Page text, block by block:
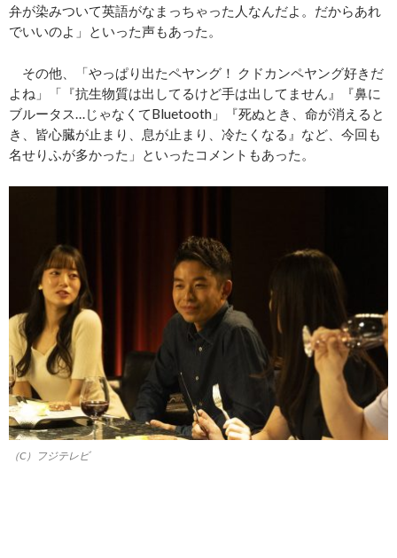
弁が染みついて英語がなまっちゃった人なんだよ。だからあれ
でいいのよ」といった声もあった。
その他、「やっぱり出たペヤング！ クドカンペヤング好きだ
よね」「『抗生物質は出してるけど手は出してません』『鼻に
ブルータス…じゃなくてBluetooth」『死ぬとき、命が消えると
き、皆心臓が止まり、息が止まり、冷たくなる』など、今回も
名せりふが多かった」といったコメントもあった。
（C）フジテレビ